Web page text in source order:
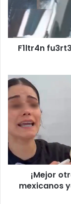
as3s1nad4
en
la
Gómez
MorínF1ltr4n
¡Mejor
otra
cosa!
Venezolana
pide
a
los
mexicanos
ya
enviar
¡Mejor
mexicanos